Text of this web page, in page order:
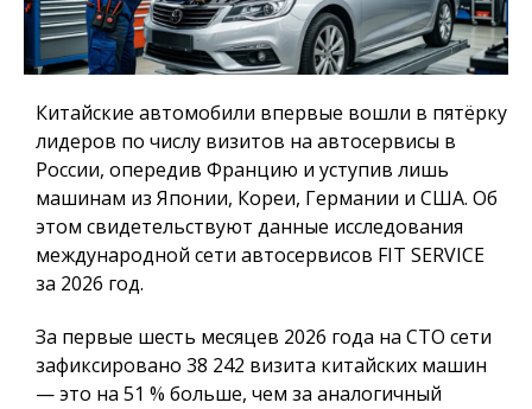
Китайские автомобили впервые вошли в пятёрку
лидеров по числу визитов на автосервисы в
России, опередив Францию и уступив лишь
машинам из Японии, Кореи, Германии и США. Об
этом свидетельствуют данные исследования
международной сети автосервисов FIT SERVICE
за 2026 год.
За первые шесть месяцев 2026 года на СТО сети
зафиксировано 38 242 визита китайских машин
— это на 51 % больше, чем за аналогичный